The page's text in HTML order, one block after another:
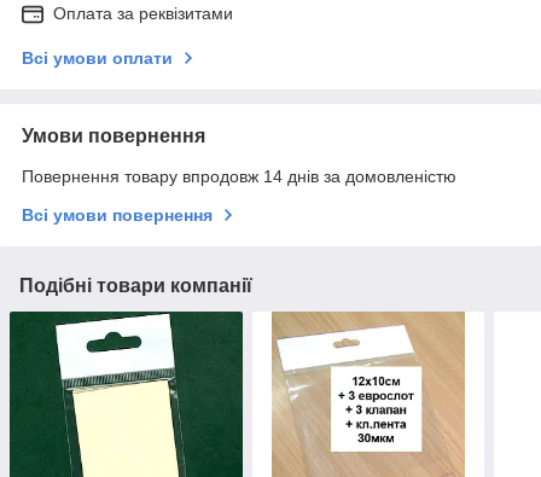
Оплата за реквізитами
Всі умови оплати
Умови повернення
Повернення товару впродовж 14 днів за домовленістю
Всі умови повернення
Подібні товари компанії